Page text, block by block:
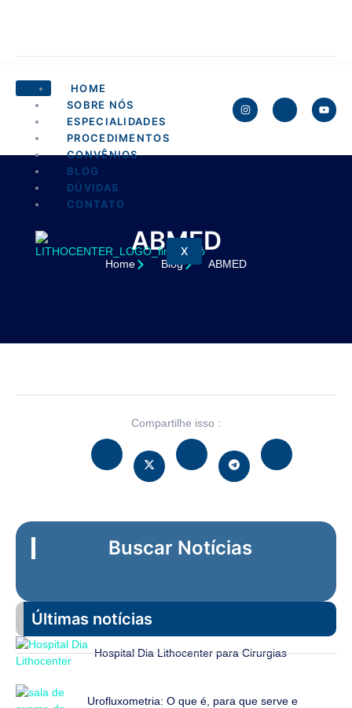
HOME
SOBRE NÓS
ESPECIALIDADES
PROCEDIMENTOS
CONVÊNIOS
BLOG
DÚVIDAS
CONTATO
X
ABMED
Home Blog ABMED
Compartilhe isso :
Buscar Notícias
Últimas notícias
Hospital Dia Lithocenter para Cirurgias
Urofluxometria: O que é, para que serve e